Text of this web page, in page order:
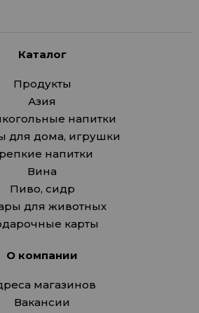
Каталог
Продукты
Азия
напитки
для дома, игрушки
напитки
Вина
Пиво, сидр
для животных
карты
О компании
магазинов
Вакансии